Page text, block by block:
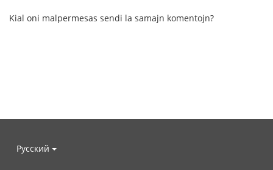
Kial oni malpermesas sendi la samajn komentojn?
Русский